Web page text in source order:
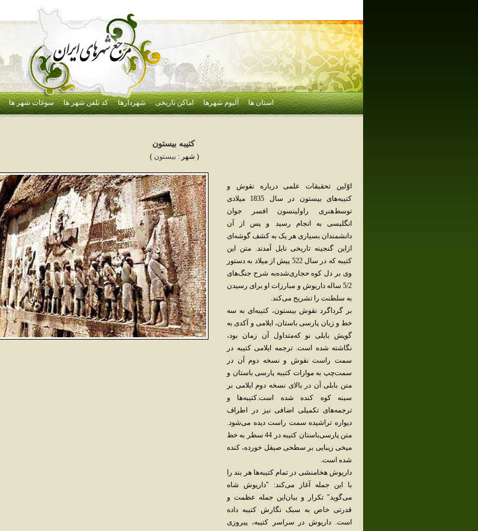
استان ها آلبوم شهرها اماکن تاریخی شهردارها کد تلفن شهر ها سوغات شهر ها
كتيبه بيستون
( شهر : بيستون )
اوّلین‌ تحقیقات‌ علمی‌ درباره‌ نقوش‌ و
کتیبه‌های‌ بیستون‌ در سال‌ 1835 میلادی‌
توسط‌هنری‌ راولینسون‌ افسر جوان‌
انگلیسی‌ به‌ انجام‌ رسید و پس‌ از آن‌
دانشمندان‌ بسیاری‌ هر یک‌ به‌ کشف‌ گوشه‌ای‌
ازاین‌ گنجینه‌ تاریخی‌ نایل‌ آمدند. متن‌ این‌
کتیبه‌ که‌ در سال‌ 522 پیش‌ از میلاد به‌ دستور
وی‌ بر دل‌ کوه‌ حجاری‌شده‌به‌ شرح‌ جنگ‌های‌
5/2 ساله‌ داریوش‌ و مبارزات‌ او برای‌ رسیدن‌
به‌ سلطنت‌ را تشریح‌ می‌کند.
بر گرداگرد نقوش‌ بیستون‌، کتیبه‌ای‌ به‌ سه‌
خط‌ و زبان‌ پارسی‌ باستان‌، ایلامی‌ و آکدی‌ به‌
گویش‌ بابلی‌ نو که‌متداول‌ آن‌ زمان‌ بود،
نگاشته‌ شده‌ است‌. ترجمه‌ ایلامی‌ کتیبه‌ در
سمت‌ راست‌ نقوش‌ و نسخه‌ دوم‌ آن‌ در
سمت‌چپ‌ به‌ موازات‌ کتیبه‌ پارسی‌ باستان‌ و
متن‌ بابلی‌ آن‌ در بالای‌ نسخه‌ دوم‌ ایلامی‌ بر
سینه‌ کوه‌ کنده‌ شده‌ است‌.کتیبه‌ها و
ترجمه‌های‌ تکمیلی‌ اضافی‌ نیز در اطراف‌
دیواره‌ تراشیده‌ سمت‌ راست‌ دیده‌ می‌شود.
متن‌ پارسی‌باستان‌ کتیبه‌ در 44 سطر به‌ خط‌
میخی‌ زیبایی‌ بر سطحی‌ صیقل‌ خورده‌، کنده‌
شده‌ است‌.
داریوش‌ هخامنشی‌ در تمام‌ کتیبه‌ها هر بند را
با این‌ جمله‌ آغاز می‌کند: "داریوش‌ شاه‌
می‌گوید" تکرار و بیان‌این‌ جمله‌ عظمت‌ و
قدرتی‌ خاص‌ به‌ سبک‌ نگارش‌ کتیبه‌ داده‌
است‌. داریوش‌ در سراسر کتیبه‌، پیروزی‌